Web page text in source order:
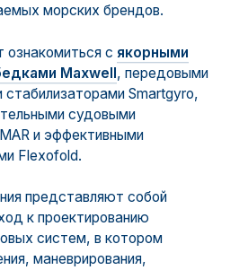
морских брендов.
ознакомиться с якорными
Maxwell, передовыми
стабилизаторами Smartgyro,
судовыми
и эффективными
Flexofold.
представляют собой
к проектированию
систем, в котором
маневрирования,